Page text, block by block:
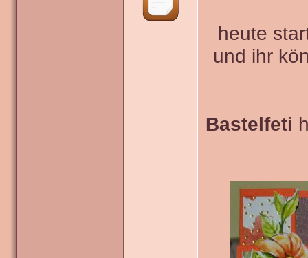
heute
und ihr
Bastelfeti